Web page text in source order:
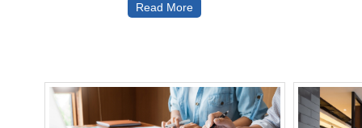
Read More